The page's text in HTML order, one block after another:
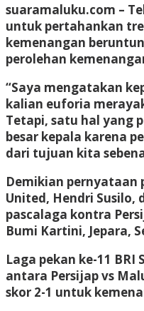
suaramaluku.com –
untuk pertahankan
kemenangan
perolehan
“Saya mengatakan
kalian euforia
Tetapi, satu hal yang
besar kepala karena
dari tujuan kita
Demikian pernyataan
United, Hendri Susilo,
pascalaga kontra
Bumi Kartini, Jepara,
Laga pekan ke-11 BRI
antara Persijap vs
skor 2-1 untuk